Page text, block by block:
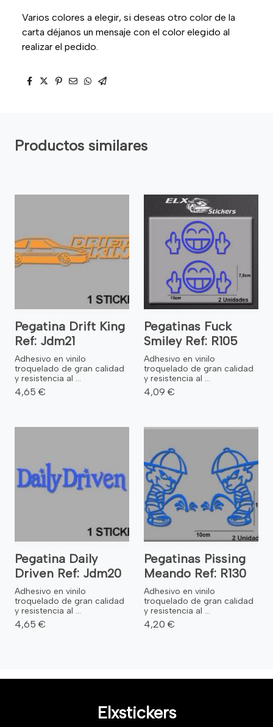
Varios colores a elegir, si deseas otro color de la
carta déjanos un mensaje con el color elegido al
realizar el pedido.
Productos similares
Pegatina Drift King
Ref: Jdm21
Adhesivo en vinilo
troquelado de gran calidad
y resistencia al ...
4,65 €
Pegatinas Fuck
Smiley Ref: R105
Adhesivo en vinilo
troquelado de gran calidad
y resistencia al ...
4,09 €
Pegatina Daily
Driven Ref: Jdm20
Adhesivo en vinilo
troquelado de gran calidad
y resistencia al ...
4,65 €
Pegatinas Pissing
Meando Ref: R130
Adhesivo en vinilo
troquelado de gran calidad
y resistencia al ...
4,20 €
Elxstickers